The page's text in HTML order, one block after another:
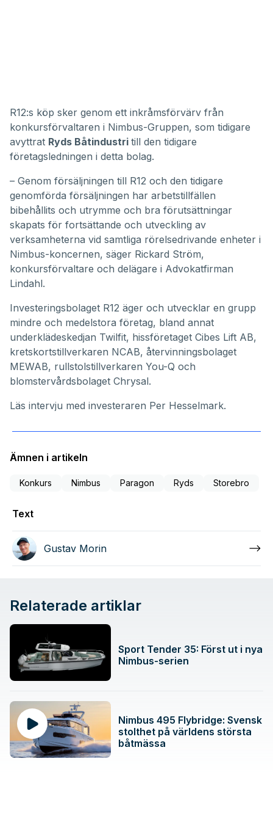
R12:s köp sker genom ett inkråmsförvärv från
konkursförvaltaren i Nimbus-Gruppen, som tidigare
avyttrat Ryds Båtindustri till den tidigare
företagsledningen i detta bolag.
– Genom försäljningen till R12 och den tidigare
genomförda försäljningen har arbetstillfällen
bibehållits och utrymme och bra förutsättningar
skapats för fortsättande och utveckling av
verksamheterna vid samtliga rörelsedrivande enheter i
Nimbus-koncernen, säger Rickard Ström,
konkursförvaltare och delägare i Advokatfirman
Lindahl.
Investeringsbolaget R12 äger och utvecklar en grupp
mindre och medelstora företag, bland annat
underklädeskedjan Twilfit, hissföretaget Cibes Lift AB,
kretskortstillverkaren NCAB, återvinningsbolaget
MEWAB, rullstolstillverkaren You-Q och
blomstervårdsbolaget Chrysal.
Läs intervju med investeraren Per Hesselmark.
Ämnen i artikeln
Konkurs Nimbus Paragon Ryds Storebro
Text
Gustav Morin
Relaterade artiklar
Sport Tender 35: Först ut i nya
Nimbus-serien
Nimbus 495 Flybridge: Svensk
stolthet på världens största
båtmässa